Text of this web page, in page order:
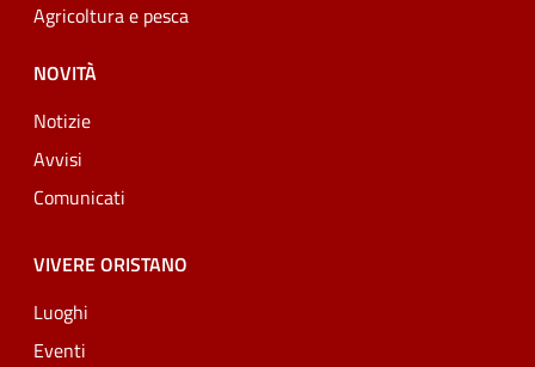
Agricoltura e pesca
NOVITÀ
Notizie
Avvisi
Comunicati
VIVERE ORISTANO
Luoghi
Eventi